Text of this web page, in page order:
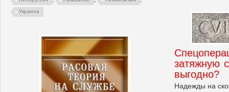
Украина
затяжную
выгодно?
Надежды на